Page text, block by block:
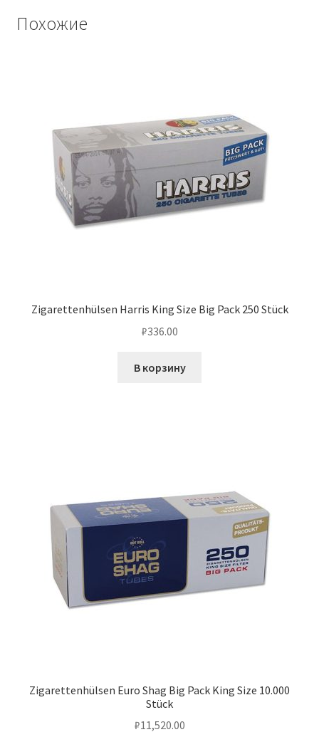
Похожие
Zigarettenhülsen Harris King Size Big Pack 250 Stück
₽336.00
В корзину
Zigarettenhülsen Euro Shag Big Pack King Size 10.000
Stück
₽11,520.00